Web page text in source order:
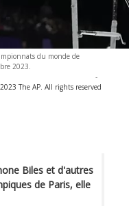
du monde de
2023.
-
The AP. All rights reserved
Biles et d'autres
de Paris, elle